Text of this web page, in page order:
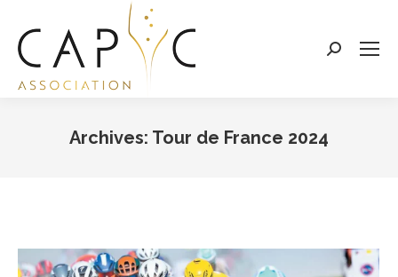
Search:
Archives: Tour de France 2024